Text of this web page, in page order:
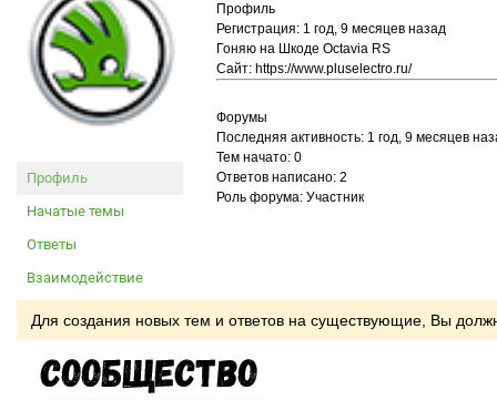
Профиль
Начатые темы
Ответы
Взаимодействие
Профиль
Регистрация: 1 год, 9 месяцев назад
Гоняю на Шкоде Octavia RS
Сайт: https://www.pluselectro.ru/
Форумы
Последняя активность: 1 год, 9 месяцев
Тем начато: 0
Ответов написано: 2
Роль форума: Участник
Для создания новых тем и ответов на существующие, Вы